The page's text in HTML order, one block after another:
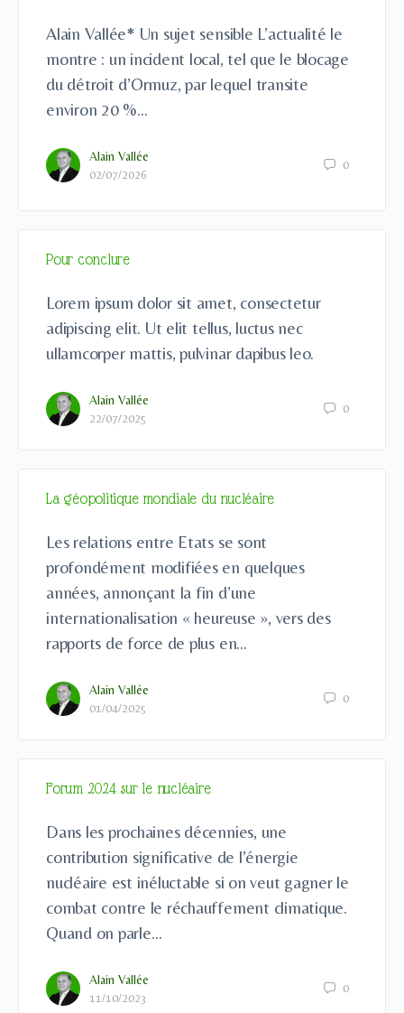
Alain Vallée* Un sujet sensible L’actualité le
montre : un incident local, tel que le blocage
du détroit d’Ormuz, par lequel transite
environ 20 %…
Alain Vallée
02/07/2026
0
Pour conclure
Lorem ipsum dolor sit amet, consectetur
adipiscing elit. Ut elit tellus, luctus nec
ullamcorper mattis, pulvinar dapibus leo.
Alain Vallée
22/07/2025
0
La géopolitique mondiale du nucléaire
Les relations entre Etats se sont
profondément modifiées en quelques
années, annonçant la fin d’une
internationalisation « heureuse », vers des
rapports de force de plus en…
Alain Vallée
01/04/2025
0
Forum 2024 sur le nucléaire
Dans les prochaines décennies, une
contribution significative de l’énergie
nucléaire est inéluctable si on veut gagner le
combat contre le réchauffement climatique.
Quand on parle…
Alain Vallée
11/10/2023
0